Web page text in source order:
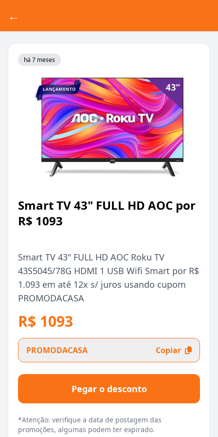
←
há 7 meses
Smart TV 43" FULL HD AOC por
R$ 1093
Smart TV 43" FULL HD AOC Roku TV
43S5045/78G HDMI 1 USB Wifi Smart por R$
1.093 em até 12x s/ juros usando cupom
PROMODACASA
R$ 1093
PROMODACASA Copiar
Pegar o desconto
*Atenção: verifique a data de postagem das
promoções, algumas podem ter expirado.